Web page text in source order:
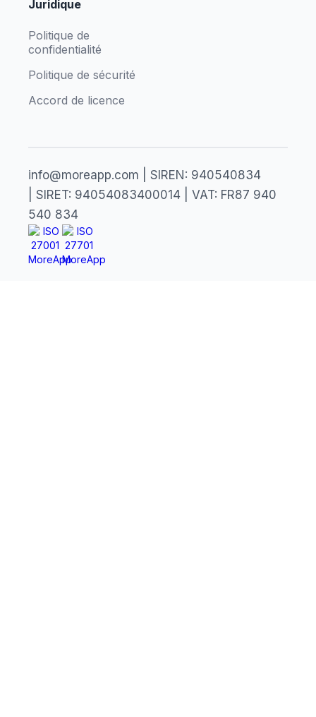
Juridique
Politique de
confidentialité
Politique de sécurité
Accord de licence
info@moreapp.com | SIREN: 940540834
| SIRET: 94054083400014 | VAT: FR87 940
540 834